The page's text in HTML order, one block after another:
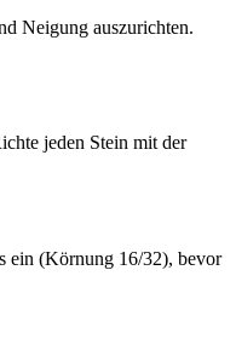
Neigung auszurichten.
jeden Stein mit der
ein (Körnung 16/32), bevor